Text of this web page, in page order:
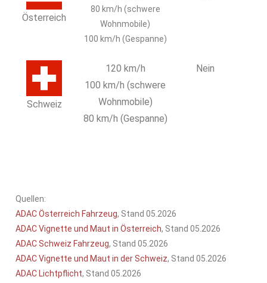
Österreich
80 km/h (schwere
Wohnmobile)
100 km/h (Gespanne)
Schweiz
120 km/h
100 km/h (schwere
Wohnmobile)
80 km/h (Gespanne)
Nein
Quellen:
ADAC Österreich Fahrzeug, Stand 05.2026
ADAC Vignette und Maut in Österreich, Stand 05.2026
ADAC Schweiz Fahrzeug, Stand 05.2026
ADAC Vignette und Maut in der Schweiz, Stand 05.2026
ADAC Lichtpflicht, Stand 05.2026